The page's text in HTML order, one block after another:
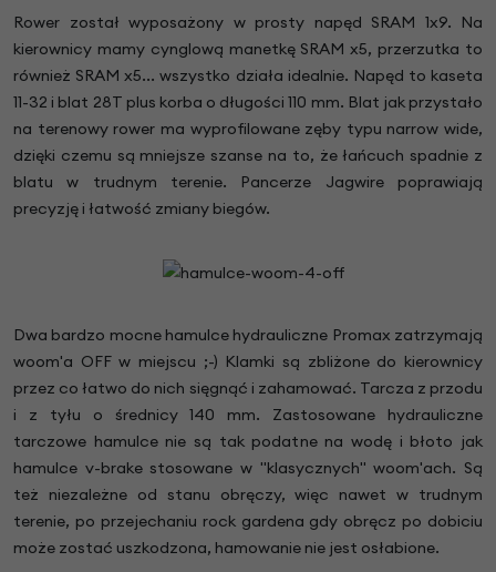
Rower został wyposażony w prosty napęd SRAM 1x9. Na
kierownicy mamy cynglową manetkę SRAM x5, przerzutka to
również SRAM x5... wszystko działa idealnie. Napęd to kaseta
11-32 i blat 28T plus korba o długości 110 mm. Blat jak przystało
na terenowy rower ma wyprofilowane zęby typu narrow wide,
dzięki czemu są mniejsze szanse na to, że łańcuch spadnie z
blatu w trudnym terenie. Pancerze Jagwire poprawiają
precyzję i łatwość zmiany biegów.
Dwa bardzo mocne hamulce hydrauliczne Promax zatrzymają
woom'a OFF w miejscu ;-) Klamki są zbliżone do kierownicy
przez co łatwo do nich sięgnąć i zahamować. Tarcza z przodu
i z tyłu o średnicy 140 mm. Zastosowane hydrauliczne
tarczowe hamulce nie są tak podatne na wodę i błoto jak
hamulce v-brake stosowane w "klasycznych" woom'ach. Są
też niezależne od stanu obręczy, więc nawet w trudnym
terenie, po przejechaniu rock gardena gdy obręcz po dobiciu
może zostać uszkodzona, hamowanie nie jest osłabione.